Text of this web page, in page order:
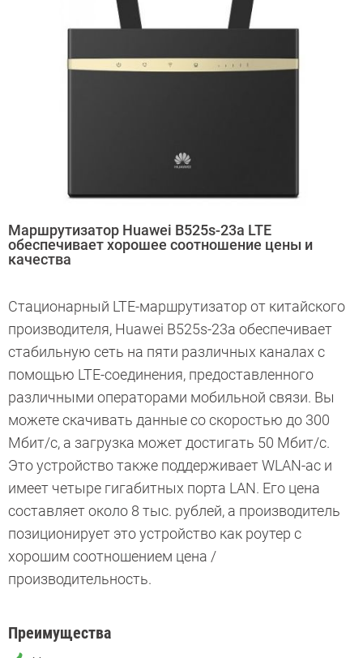
Маршрутизатор Huawei B525s-23a LTE
обеспечивает хорошее соотношение цены и
качества
Стационарный LTE-маршрутизатор от китайского
производителя, Huawei B525s-23a обеспечивает
стабильную сеть на пяти различных каналах с
помощью LTE-соединения, предоставленного
различными операторами мобильной связи. Вы
можете скачивать данные со скоростью до 300
Мбит/с, а загрузка может достигать 50 Мбит/с.
Это устройство также поддерживает WLAN-ac и
имеет четыре гигабитных порта LAN. Его цена
составляет около 8 тыс. рублей, а производитель
позиционирует это устройство как роутер с
хорошим соотношением цена /
производительность.
Преимущества